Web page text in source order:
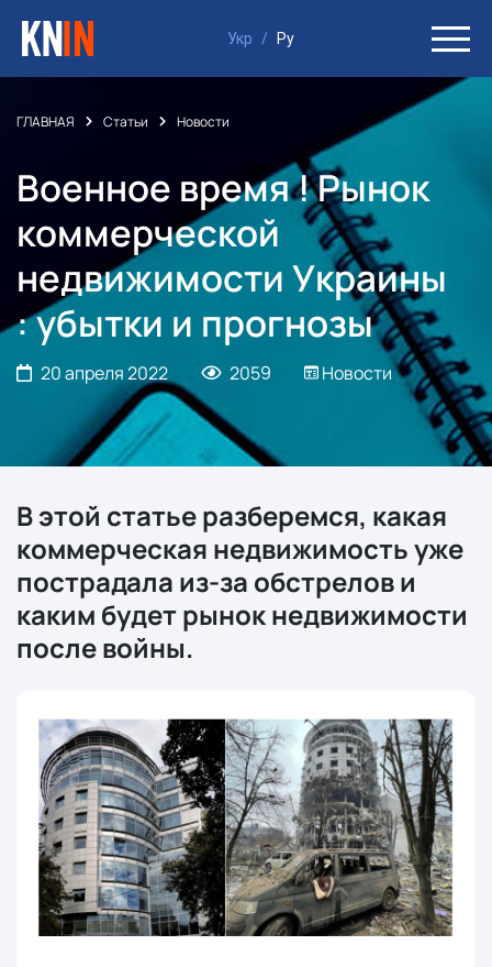
Укр / Ру
ГЛАВНАЯ Статьи Новости
Военное время ! Рынок
коммерческой
недвижимости Украины
: убытки и прогнозы
20 апреля 2022 2059 Новости
В этой статье разберемся, какая
коммерческая недвижимость уже
пострадала из-за обстрелов и
каким будет рынок недвижимости
после войны.